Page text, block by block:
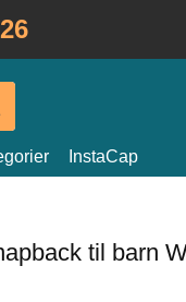
InstaCap
til barn